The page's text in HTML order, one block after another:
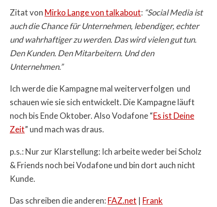
Zitat von Mirko Lange von talkabout: “Social Media ist
auch die Chance für Unternehmen, lebendiger, echter
und wahrhaftiger zu werden. Das wird vielen gut tun.
Den Kunden. Den Mitarbeitern. Und den
Unternehmen.”
Ich werde die Kampagne mal weiterverfolgen und
schauen wie sie sich entwickelt. Die Kampagne läuft
noch bis Ende Oktober. Also Vodafone “Es ist Deine
Zeit” und mach was draus.
p.s.: Nur zur Klarstellung: Ich arbeite weder bei Scholz
& Friends noch bei Vodafone und bin dort auch nicht
Kunde.
Das schreiben die anderen: FAZ.net | Frank